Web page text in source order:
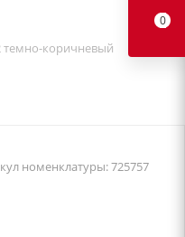
темно-коричневый
номенклатуры:725757
0